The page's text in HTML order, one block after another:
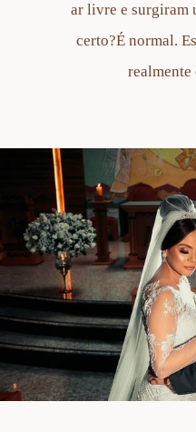
ar livre e surgiram
certo?É normal.
realmente